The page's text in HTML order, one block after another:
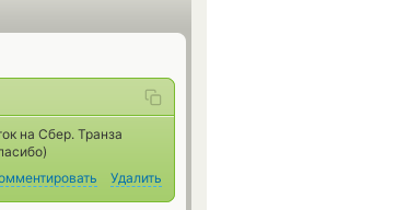
на Сбер. Транза
Удалить